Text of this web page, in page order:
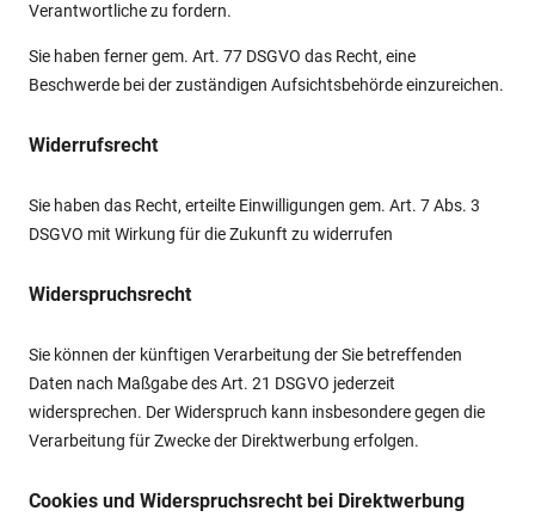
Verantwortliche zu fordern.
Sie haben ferner gem. Art. 77 DSGVO das Recht, eine
Beschwerde bei der zuständigen Aufsichtsbehörde einzureichen.
Widerrufsrecht
Sie haben das Recht, erteilte Einwilligungen gem. Art. 7 Abs. 3
DSGVO mit Wirkung für die Zukunft zu widerrufen
Widerspruchsrecht
Sie können der künftigen Verarbeitung der Sie betreffenden
Daten nach Maßgabe des Art. 21 DSGVO jederzeit
widersprechen. Der Widerspruch kann insbesondere gegen die
Verarbeitung für Zwecke der Direktwerbung erfolgen.
Cookies und Widerspruchsrecht bei Direktwerbung